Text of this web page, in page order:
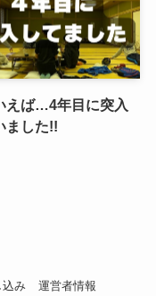
えば…4年目に突入
ました!!
込み 運営者情報